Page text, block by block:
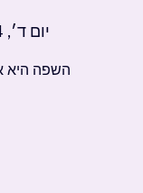
יום ד׳, 04 בדצמ׳
השפה היא